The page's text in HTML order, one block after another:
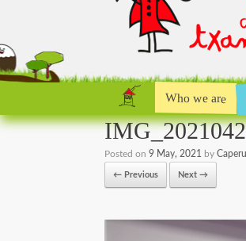
Who we are
Posted on 9 May, 2021 by
← Previous Next →